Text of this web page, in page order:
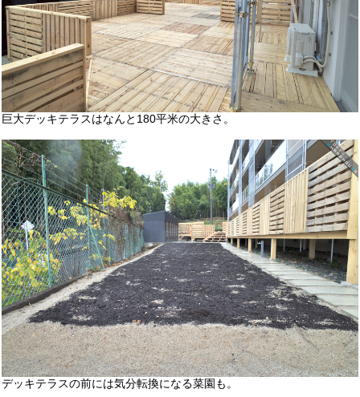
巨大デッキテラスはなんと180平米の大きさ。
デッキテラスの前には気分転換になる菜園も。